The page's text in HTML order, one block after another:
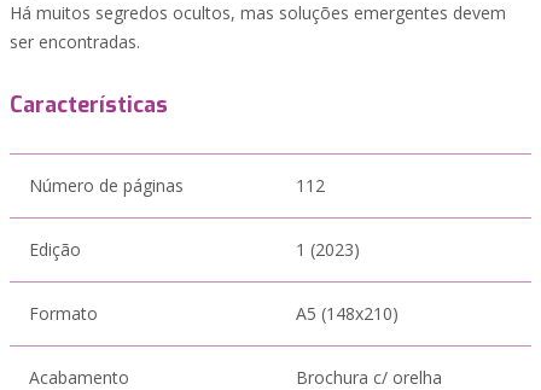
Há muitos segredos ocultos, mas soluções emergentes devem
ser encontradas.
Características
Número de páginas 112
Edição 1 (2023)
Formato A5 (148x210)
Acabamento Brochura c/ orelha